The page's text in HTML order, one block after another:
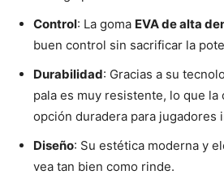
Control: La goma EVA de alta
buen control sin sacrificar la
Durabilidad: Gracias a su
pala es muy resistente, lo que
opción duradera para jugadores
Diseño: Su estética moderna y
vea tan bien como rinde.